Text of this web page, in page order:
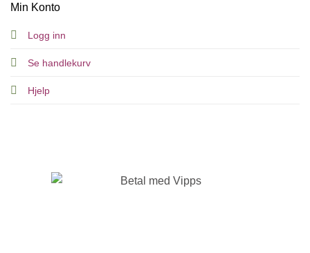
Min Konto
Logg inn
Se handlekurv
Hjelp